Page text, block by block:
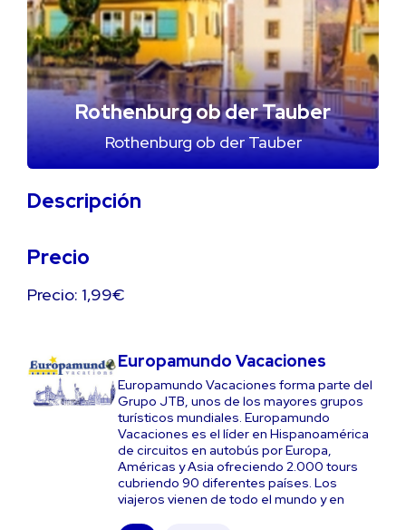
Rothenburg ob der Tauber
Rothenburg ob der Tauber
Descripción
Precio
Precio: 1,99€
Europamundo Vacaciones
Europamundo Vacaciones forma parte del
Grupo JTB, unos de los mayores grupos
turísticos mundiales. Europamundo
Vacaciones es el líder en Hispanoamérica
de circuitos en autobús por Europa,
Américas y Asia ofreciendo 2.000 tours
cubriendo 90 diferentes países. Los
viajeros vienen de todo el mundo y en